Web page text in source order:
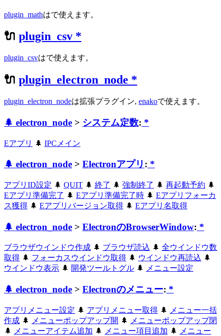
plugin_mathはで使えます。
🔌 plugin_csv *
plugin_csvはで使えます。
🔌 plugin_electron_node *
plugin_electron_nodeは拡張プラグイン, enakoで使えます。
🌲 electron_node > システム定数: *
Eアプリ 🌲 IPCメイン
🌲 electron_node > Electronアプリ : *
アプリID設定 🌲 QUIT 🌲 終了 🌲 強制終了 🌲 再起動予約 🌲
Eアプリ準備完了 🌲 Eアプリ準備完了時 🌲 Eアプリフォーカ
ス獲得 🌲 Eアプリバージョン取得 🌲 Eアプリ名取得
🌲 electron_node > ElectronのBrowserWindow: *
ブラウザウインドウ作成 🌲 ブラウザ読込 🌲 全ウインドウ数
取得 🌲 フォーカスウインドウ取得 🌲 ウインドウ再読込 🌲
ウインドウ表示 🌲 開発ツールトグル 🌲 メニュー設定
🌲 electron_node > Electronのメニュー: *
アプリメニュー設定 🌲 アプリメニュー取得 🌲
メニュー一括
作成 🌲 メニューポップアップ開 🌲
メニューポップアップ閉
🌲
メニューアイテム追加 🌲 メニュー項目追加 🌲
メニュー